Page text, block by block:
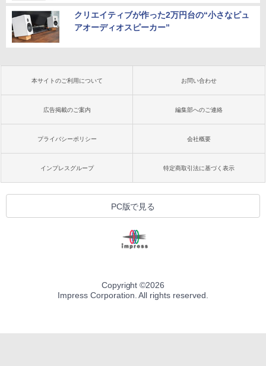
クリエイティブが作った2万円台の“小さなピュ
アオーディオスピーカー”
本サイトのご利用について お問い合わせ
広告掲載のご案内 編集部へのご連絡
プライバシーポリシー 会社概要
インプレスグループ 特定商取引法に基づく表示
PC版で見る
Copyright ©2026
Impress Corporation. All rights reserved.